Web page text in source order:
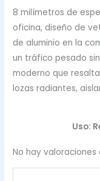
8 milímetros de
oficina, diseño de
de aluminio en la
un tráfico pesado
moderno que
lozas radiantes,
Uso:
No hay valoraciones